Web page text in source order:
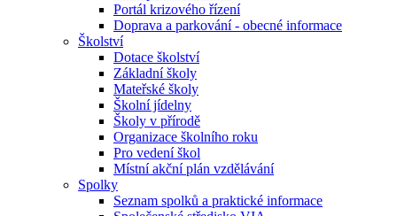
Portál krizového řízení
Doprava a parkování - obecné informace
Školství
Dotace školství
Základní školy
Mateřské školy
Školní jídelny
Školy v přírodě
Organizace školního roku
Pro vedení škol
Místní akční plán vzdělávání
Spolky
Seznam spolků a praktické informace